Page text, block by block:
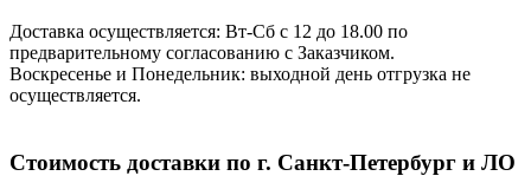
Доставка осуществляется: Вт-Сб с 12 до 18.00 по
предварительному согласованию с Заказчиком.
Воскресенье и Понедельник: выходной день отгрузка не
осуществляется.
Стоимость доставки по г. Санкт-Петербург и ЛО